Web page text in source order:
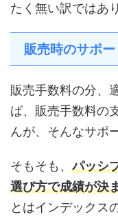
たく無い訳ではあ
販売時のサポ
販売手数料の分、
ば、販売手数料の
んが、そんなサポ
そもそも、パッシ
選び方で成績が決
とはインデックス